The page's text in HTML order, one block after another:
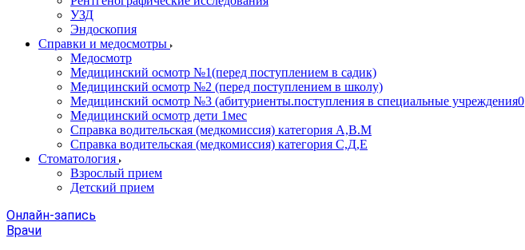
УЗД
Эндоскопия
Справки и медосмотры
Медосмотр
Медицинский осмотр №1(перед поступлением в садик)
Медицинский осмотр №2 (перед поступлением в школу)
Медицинский осмотр №3 (абитуриенты.поступления в специальные учреждения0
Медицинский осмотр дети 1мес
Справка водительская (медкомиссия) категория А,В.М
Справка водительская (медкомиссия) категория С,Д,Е
Стоматология
Взрослый прием
Детский прием
Онлайн-запись
Врачи